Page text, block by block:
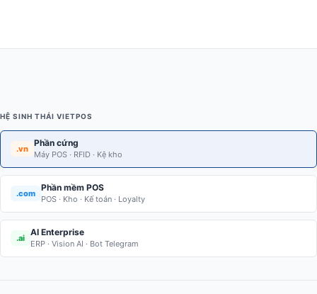
HỆ SINH THÁI VIETPOS
.vn
Phần cứng
Máy POS · RFID · Kệ kho
.com
Phần mềm POS
POS · Kho · Kế toán · Loyalty
.ai
AI Enterprise
ERP · Vision AI · Bot Telegram